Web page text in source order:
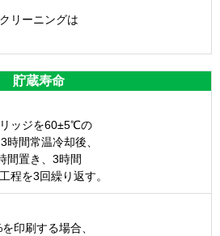
リーニングは
貯蔵寿命
ッジを60±5℃の
間常温冷却後、
間置き、3時間
程を3回繰り返す。
印刷する場合、